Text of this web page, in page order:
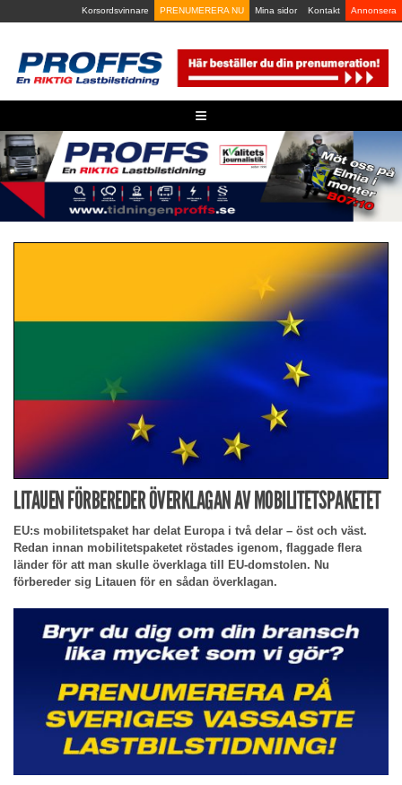
to
Korsordsvinnare PRENUMERERA NU Mina sidor Kontakt Annonsera
≡
LITAUEN FÖRBEREDER ÖVERKLAGAN AV MOBILITETSPAKETET
EU:s mobilitetspaket har delat Europa i två delar – öst och väst.
Redan innan mobilitetspaketet röstades igenom, flaggade flera
länder för att man skulle överklaga till EU-domstolen. Nu
förbereder sig Litauen för en sådan överklagan.